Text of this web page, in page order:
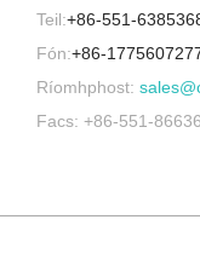
Teil:+86-551-
Fón:+86-
Ríomhphost:
Facs: +86-551-